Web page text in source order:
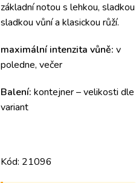
základní notou s lehkou, sladkou
sladkou vůní a klasickou růží.
maximální intenzita vůně: v
poledne, večer
Balení: kontejner – velikosti dle
variant
Kód: 21096